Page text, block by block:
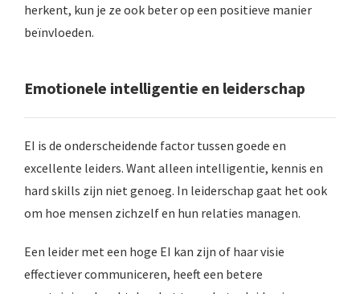
herkent, kun je ze ook beter op een positieve manier
beïnvloeden.
Emotionele intelligentie en leiderschap
EI is de onderscheidende factor tussen goede en
excellente leiders. Want alleen intelligentie, kennis en
hard skills zijn niet genoeg. In leiderschap gaat het ook
om hoe mensen zichzelf en hun relaties managen.
Een leider met een hoge EI kan zijn of haar visie
effectiever communiceren, heeft een betere